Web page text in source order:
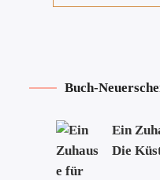
Buch-
Ein
Die